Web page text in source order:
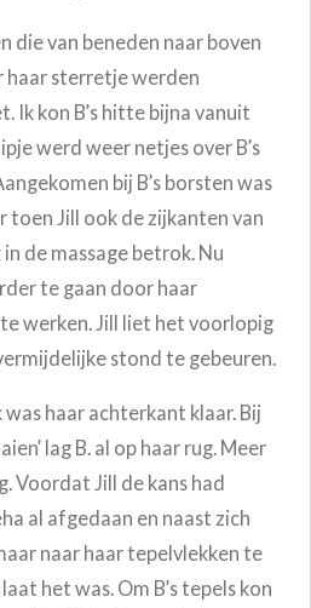
die van beneden naar boven
haar sterretje werden
Ik kon B’s hitte bijna vanuit
werd weer netjes over B’s
bij B’s borsten was
toen Jill ook de zijkanten van
de massage betrok. Nu
te gaan door haar
werken. Jill liet het voorlopig
stond te gebeuren.
was haar achterkant klaar. Bij
lag B. al op haar rug. Meer
Voordat Jill de kans had
al afgedaan en naast zich
naar haar tepelvlekken te
het was. Om B’s tepels kon